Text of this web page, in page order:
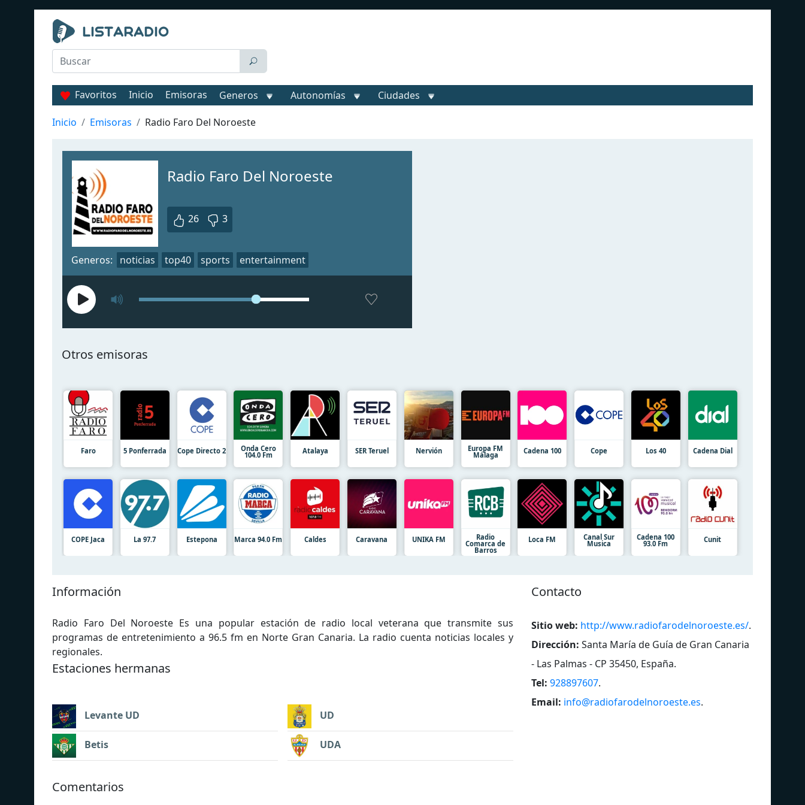
Favoritos Inicio Emisoras Generos Autonomías Ciudades
Inicio Emisoras Radio Faro Del Noroeste
Radio Faro Del Noroeste
26 3
Generos: noticias top40 sports entertainment
Otros emisoras
Faro 5 Ponferrada Cope Directo 2 Onda Cero
104.0 Fm Atalaya SER Teruel Nervión Europa FM
Málaga Cadena 100 Cope Los 40 Cadena Dial
COPE Jaca La 97.7 Estepona Marca 94.0 Fm Caldes Caravana UNIKA FM Radio
Comarca de
Barros
Loca FM Canal Sur
Musica
Cadena 100
93.0 Fm Cunit
Información
Radio Faro Del Noroeste Es una popular estación de radio local veterana que transmite sus
programas de entretenimiento a 96.5 fm en Norte Gran Canaria. La radio cuenta noticias locales y
regionales.
Estaciones hermanas
Levante UD
Betis
UD
UDA
Contacto
Sitio web: http://www.radiofarodelnoroeste.es/.
Dirección: Santa María de Guía de Gran Canaria
- Las Palmas - CP 35450, España.
Tel: 928897607.
Email: info@radiofarodelnoroeste.es.
Comentarios